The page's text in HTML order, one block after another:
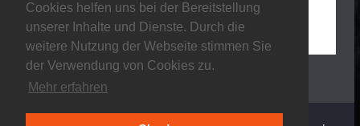
Cookies helfen uns bei der Bereitstellung
unserer Inhalte und Dienste. Durch die
weitere Nutzung der Webseite stimmen Sie
der Verwendung von Cookies zu.
Mehr erfahren